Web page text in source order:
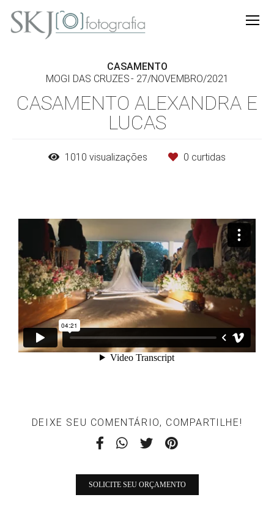
CASAMENTO
MOGI DAS CRUZES
27/NOVEMBRO/2021
CASAMENTO ALEXANDRA E
LUCAS
1010 visualizações 0 curtidas
DEIXE SEU COMENTÁRIO, COMPARTILHE!
SOLICITE SEU ORÇAMENTO